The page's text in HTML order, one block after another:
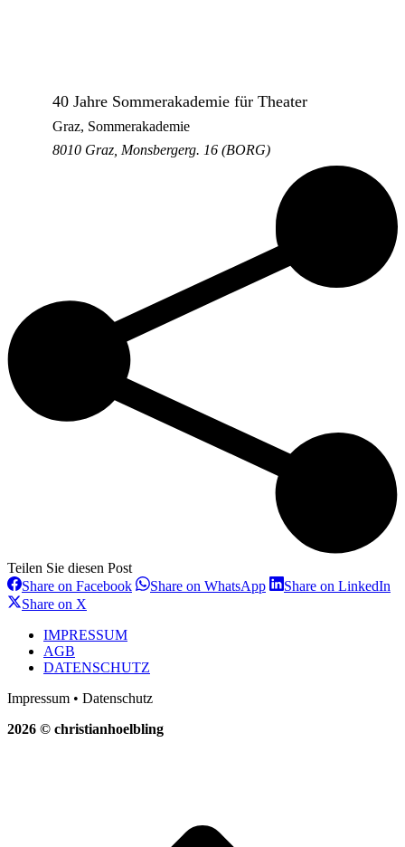
40 Jahre Sommerakademie für Theater
Graz, Sommerakademie
8010 Graz, Monsbergerg. 16 (BORG)
Teilen Sie diesen Post
Share on FacebookShareShare on WhatsAppShareShare on LinkedIn
Share on X
X
IMPRESSUM
AGB
DATENSCHUTZ
Impressum • Datenschutz
2026 © christianhoelbling